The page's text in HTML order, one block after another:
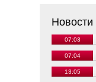
07:03
07:04
13:05